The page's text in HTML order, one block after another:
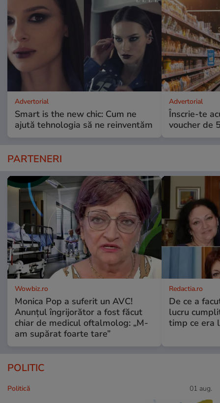
Advertorial
Smart is the new chic: Cum ne
ajută tehnologia să ne reinventăm
Advertorial
Înscrie-te
voucher de
PARTENERI
Wowbiz.ro
Monica Pop a suferit un AVC!
Anunțul îngrijorător a fost făcut
chiar de medicul oftalmolog: „M-
am supărat foarte tare”
Redactia.ro
De ce a
lucru
timp ce era
POLITIC
Politică 01 aug.